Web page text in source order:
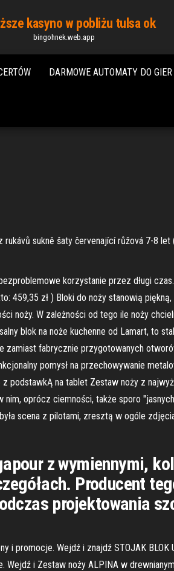
kasyno w pobliżu tulsa ok
bingohnek.web.app
DARMOWE AUTOMATY DO
sukně šaty červenající růžová 7-8
korzystanie przez długi
459,35 zł ) Bloki do noży stanowią
noży. W zależności od tego ile noży
blok na noże kuchenne od Lamart, to
fabrycznie przygotowanych
pomysł na przechowywanie
podstawkĄ na tablet Zestaw noży z
oprócz ciemności, także sporo
scena z pilotami, zresztą w ogóle
z wymiennymi,
Producent
projektowania
i promocje. Wejdź i znajdź STOJAK BLOK
i Zestaw noży ALPINA w